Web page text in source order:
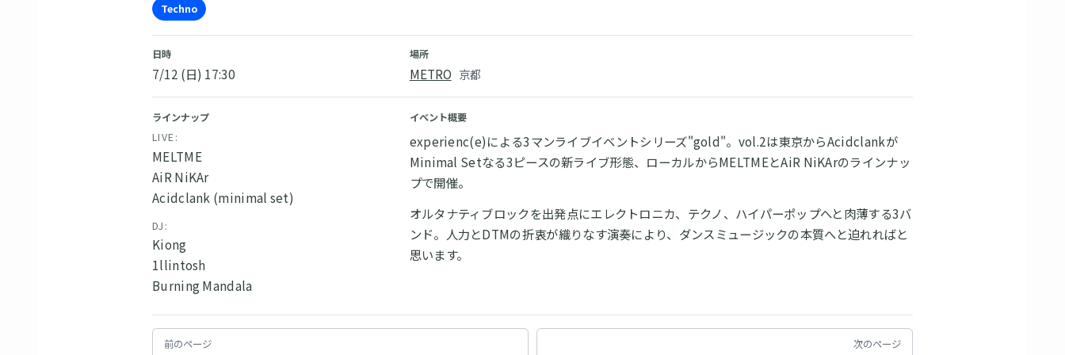
Techno
日時
7/12 (日) 17:30
場所
METRO 京都
ラインナップ
LIVE:
MELTME
AiR NiKAr
Acidclank (minimal set)
DJ:
Kiong
1llintosh
Burning Mandala
イベント概要
experienc(e)による3マンライブイベントシリーズ"gold"。vol.2は東京からAcidclankが
Minimal Setなる3ピースの新ライブ形態、ローカルからMELTMEとAiR NiKArのラインナッ
プで開催。
オルタナティブロックを出発点にエレクトロニカ、テクノ、ハイパーポップへと肉薄する3バ
ンド。人力とDTMの折衷が織りなす演奏により、ダンスミュージックの本質へと迫れればと
思います。
前のページ 次のページ